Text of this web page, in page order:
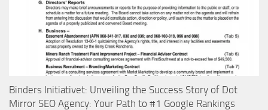
Binders Initiativet: Unveiling the Success Story of Dot
Mirror SEO Agency: Your Path to #1 Google Rankings